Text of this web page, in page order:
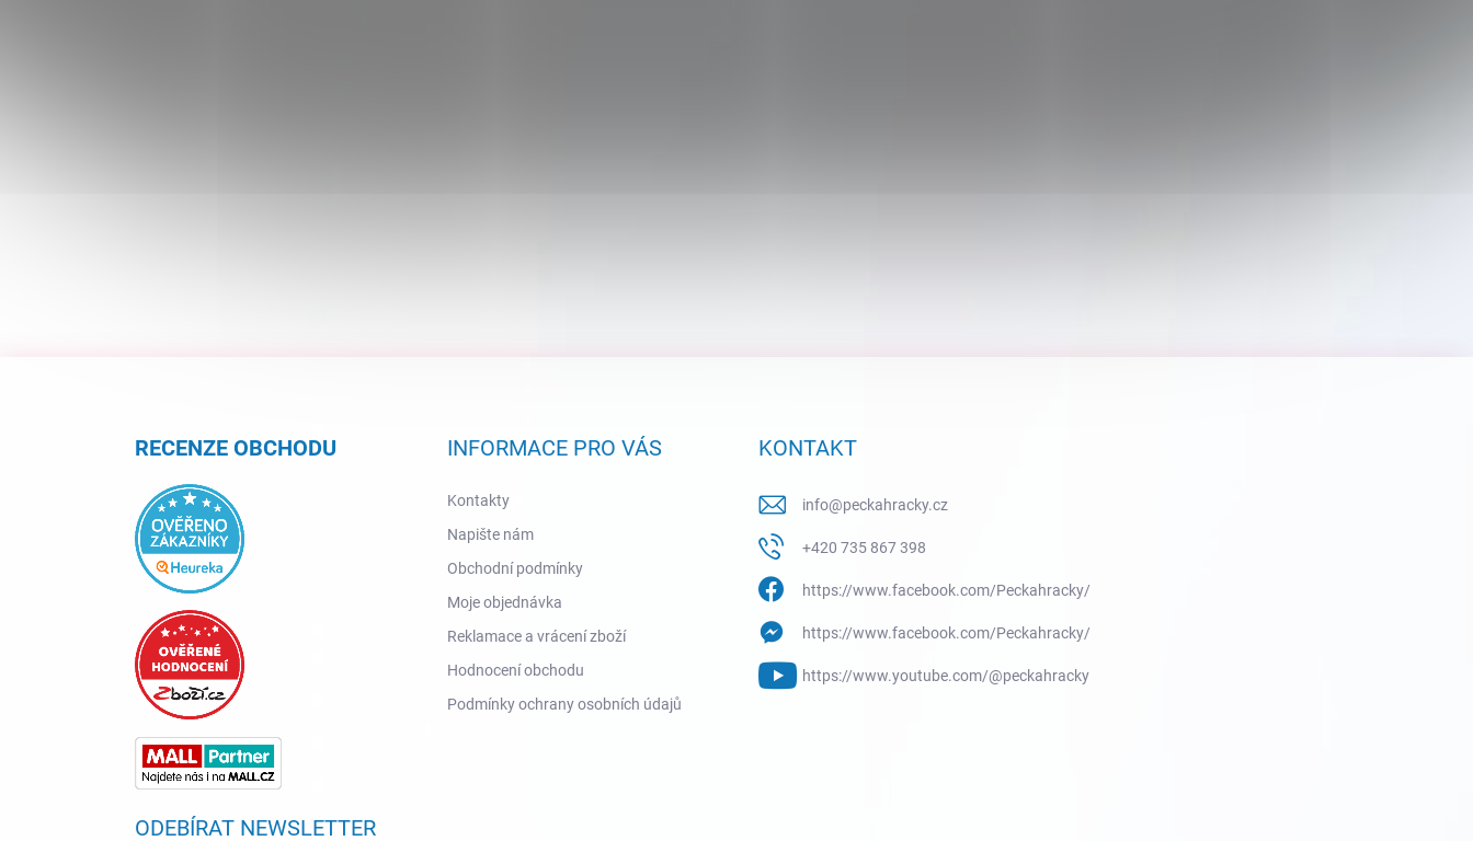
RECENZE OBCHODU INFORMACE PRO VÁS
Kontakty
Napište nám
Obchodní podmínky
Moje objednávka
Reklamace a vrácení zboží
Hodnocení obchodu
Podmínky ochrany osobních údajů
KONTAKT
info@peckahracky.cz
+420 735 867 398
https://www.facebook.com/Peckahracky/
https://www.facebook.com/Peckahracky/
https://www.youtube.com/@peckahracky
ODEBÍRAT NEWSLETTER